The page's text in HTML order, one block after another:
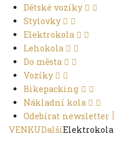
Dětské vozíky
Stylovky
Elektrokola
Lehokola
Do města
Vozíky
Bikepacking
Nákladní kola
Odebírat newsletter
VENKUDalšíElektrokola